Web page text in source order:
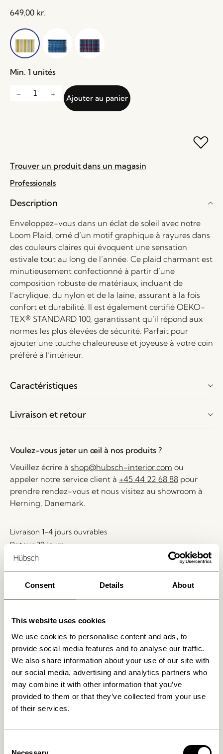
Consent Details About
This website uses cookies
We use cookies to personalise content and ads, to
provide social media features and to analyse our traffic.
We also share information about your use of our site with
our social media, advertising and analytics partners who
may combine it with other information that you’ve
provided to them or that they’ve collected from your use
of their services.
649,00 kr.
Min. 1 unités
Ajouter au panier
Trouver un produit dans un magasin
Professionals
Description
Enveloppez-vous dans un éclat de soleil avec notre
Loom Plaid, orné d’un motif graphique à rayures dans
des couleurs claires qui évoquent une sensation
estivale tout au long de l’année. Ce plaid charmant est
minutieusement confectionné à partir d’une
composition robuste de matériaux, incluant de
l’acrylique, du nylon et de la laine, assurant à la fois
confort et durabilité. Il est également certifié OEKO-
TEX® STANDARD 100, garantissant qu’il répond aux
normes les plus élevées de sécurité. Parfait pour
ajouter une touche chaleureuse et joyeuse à votre coin
préféré à l’intérieur.
Caractéristiques
Livraison et retour
Voulez-vous jeter un œil à nos produits ?
Veuillez écrire à shop@hubsch-interior.com ou
appeler notre service client à +45 44 22 68 88 pour
prendre rendez-vous et nous visitez au showroom à
Herning, Danemark.
Livraison 1-4 jours ouvrables
Retour 30 jours
Livraison gratuite à partir de